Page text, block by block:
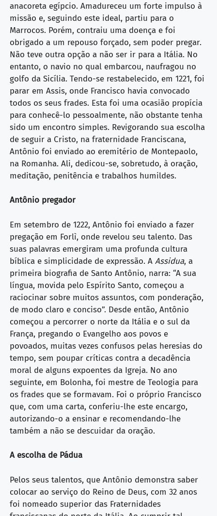
anacoreta egípcio. Amadureceu um forte impulso à
missão e, seguindo este ideal, partiu para o
Marrocos. Porém, contraiu uma doença e foi
obrigado a um repouso forçado, sem poder pregar.
Não teve outra opção a não ser ir para a Itália. No
entanto, o navio no qual embarcou, naufragou no
golfo da Sicília. Tendo-se restabelecido, em 1221, foi
parar em Assis, onde Francisco havia convocado
todos os seus frades. Esta foi uma ocasião propícia
para conhecê-lo pessoalmente, não obstante tenha
sido um encontro simples. Revigorando sua escolha
de seguir a Cristo, na fraternidade Franciscana,
Antônio foi enviado ao eremitério de Montepaolo,
na Romanha. Ali, dedicou-se, sobretudo, à oração,
meditação, penitência e trabalhos humildes.
Antônio pregador
Em setembro de 1222, Antônio foi enviado a fazer
pregação em Forlì, onde revelou seu talento. Das
suas palavras emergiram uma profunda cultura
bíblica e simplicidade de expressão. A Assidua, a
primeira biografia de Santo Antônio, narra: “A sua
língua, movida pelo Espírito Santo, começou a
raciocinar sobre muitos assuntos, com ponderação,
de modo claro e conciso”. Desde então, Antônio
começou a percorrer o norte da Itália e o sul da
França, pregando o Evangelho aos povos e
povoados, muitas vezes confusos pelas heresias do
tempo, sem poupar críticas contra a decadência
moral de alguns expoentes da Igreja. No ano
seguinte, em Bolonha, foi mestre de Teologia para
os frades que se formavam. Foi o próprio Francisco
que, com uma carta, conferiu-lhe este encargo,
autorizando-o a ensinar e recomendando-lhe
também a não se descuidar da oração.
A escolha de Pádua
Pelos seus talentos, que Antônio demonstra saber
colocar ao serviço do Reino de Deus, com 32 anos
foi nomeado superior das Fraternidades